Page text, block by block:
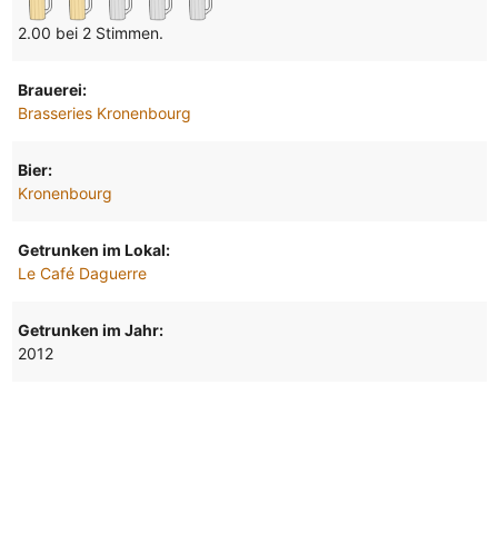
2.00 bei 2 Stimmen.
Brauerei:
Brasseries Kronenbourg
Bier:
Kronenbourg
Getrunken im Lokal:
Le Café Daguerre
Getrunken im Jahr:
2012